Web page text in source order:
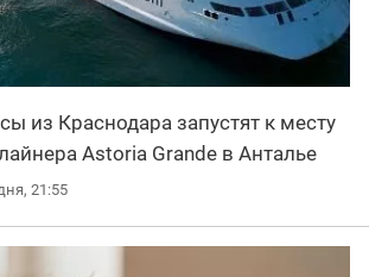
из Краснодара запустят к месту
Astoria Grande в Анталье
21:55